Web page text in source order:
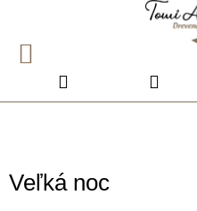
NÁKUPNÝ
Veľká noc